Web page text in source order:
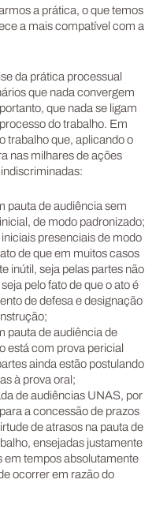
a prática, o que temos
a mais compatível com a
da prática processual
que nada convergem
que nada se ligam
do trabalho. Em
trabalho que, aplicando o
nas milhares de ações
pauta de audiência sem
de modo padronizado;
presenciais de modo
de que em muitos casos
inútil, seja pelas partes não
pelo fato de que o ato é
de defesa e designação
pauta de audiência de
está com prova pericial
ainda estão postulando
à prova oral;
de audiências UNAS, por
a concessão de prazos
de atrasos na pauta de
ensejadas justamente
em tempos absolutamente
ocorrer em razão do